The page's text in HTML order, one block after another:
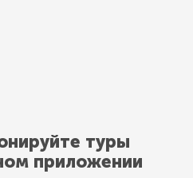
туры
приложении